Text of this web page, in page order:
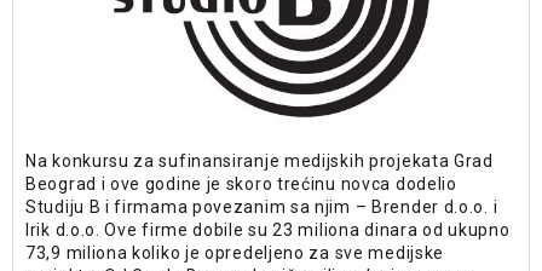
Na konkursu za sufinansiranje medijskih projekata Grad
Beograd i ove godine je skoro trećinu novca dodelio
Studiju B i firmama povezanim sa njim – Brender d.o.o. i
Irik d.o.o. Ove firme dobile su 23 miliona dinara od ukupno
73,9 miliona koliko je opredeljeno za sve medijske